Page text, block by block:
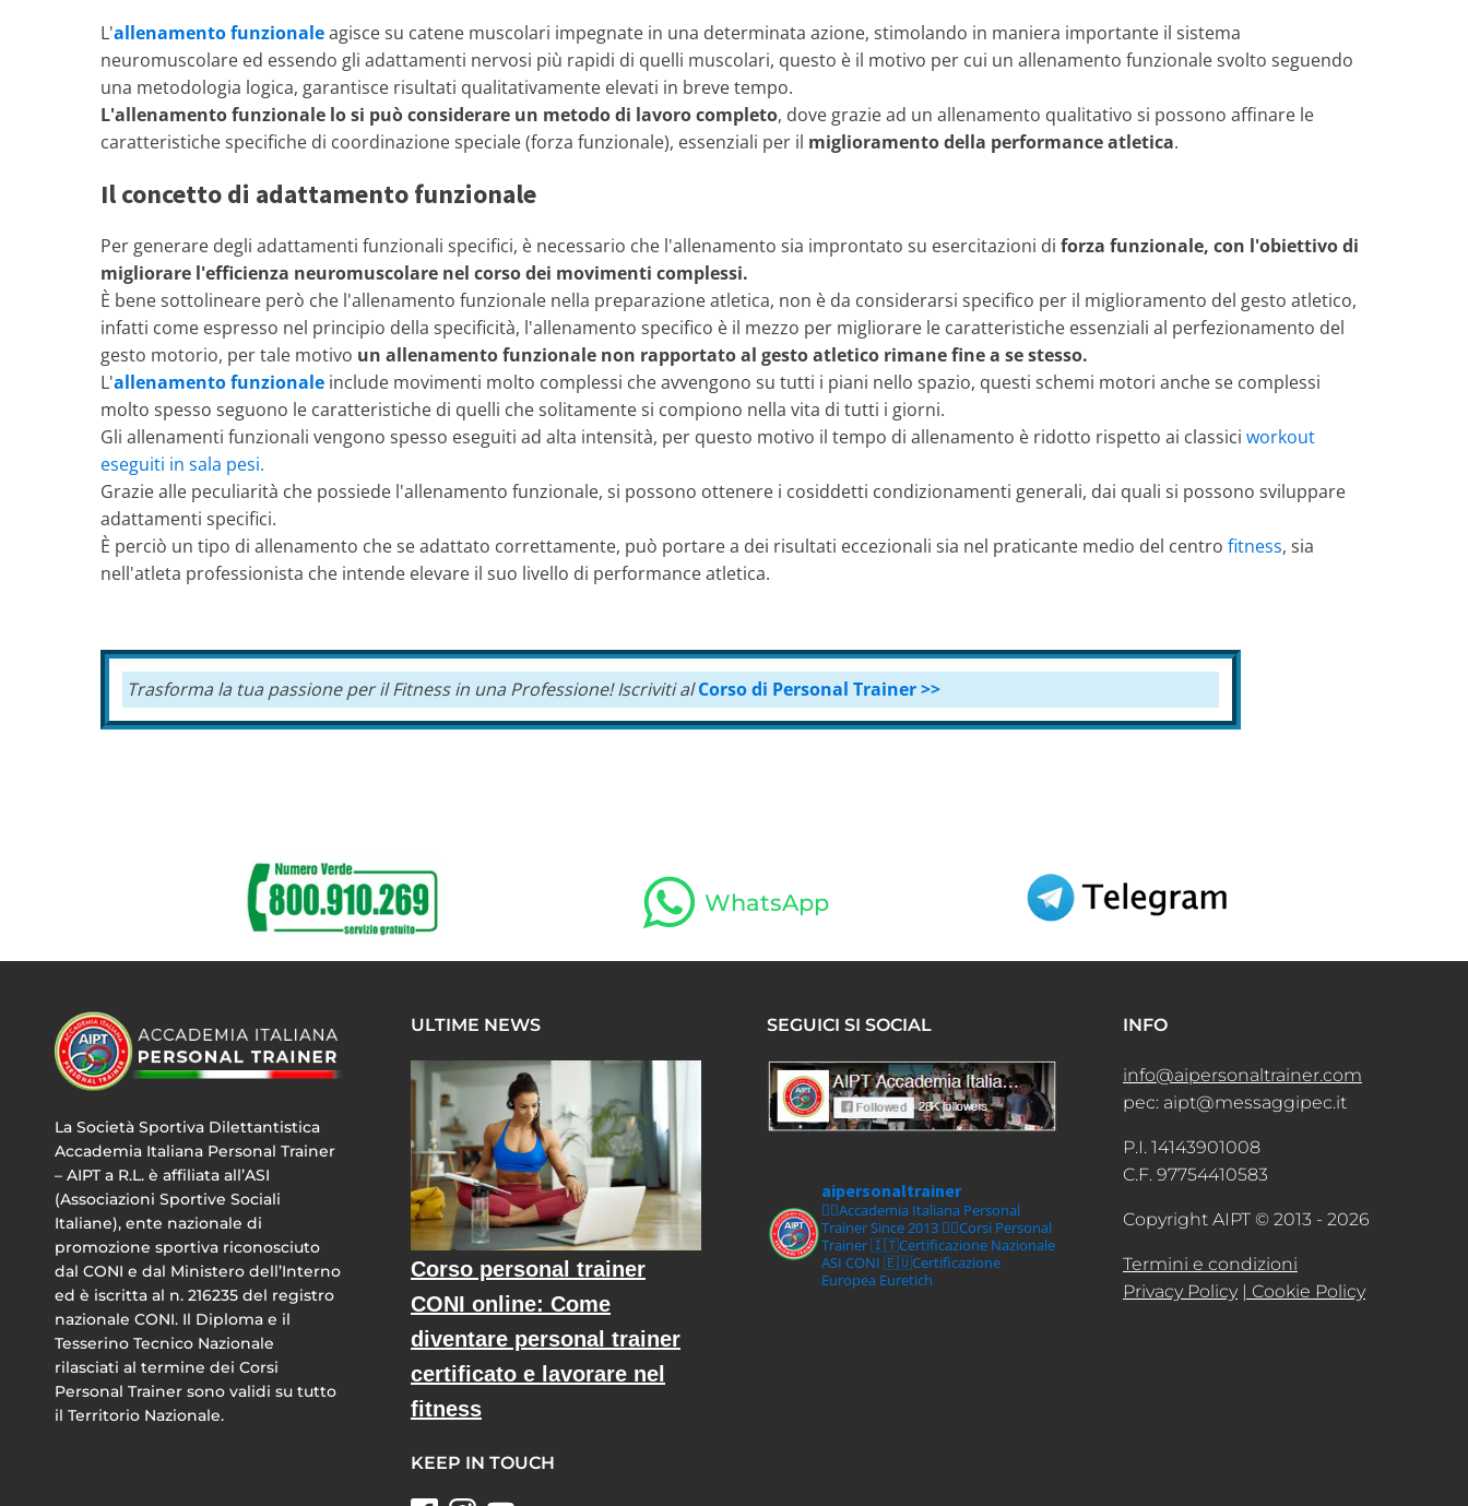
L'allenamento funzionaleagisce su catene muscolari impegnate in una determinata azione, stimolando in maniera importante il sistema
neuromuscolare ed essendo gli adattamenti nervosi più rapidi di quelli muscolari, questo è il motivo per cui un allenamento funzionale svolto seguendo
una metodologia logica, garantisce risultati qualitativamente elevati in breve tempo.
L'allenamento funzionale lo si può considerare un metodo di lavoro completo, dove grazie ad un allenamento qualitativo si possono affinare le
caratteristiche specifiche di coordinazione speciale (forza funzionale), essenziali per il miglioramento della performance atletica.
Il concetto di adattamento funzionale
Per generare degli adattamenti funzionali specifici, è necessario che l'allenamento sia improntato su esercitazioni di forza funzionale, con l'obiettivo di
migliorare l'efficienza neuromuscolare nel corso dei movimenti complessi.
È bene sottolineare però che l'allenamento funzionale nella preparazione atletica, non è da considerarsi specifico per il miglioramento del gesto atletico,
infatti come espresso nel principio della specificità, l'allenamento specifico è il mezzo per migliorare le caratteristiche essenziali al perfezionamento del
gesto motorio, per tale motivo un allenamento funzionale non rapportato al gesto atletico rimane fine a se stesso.
L'allenamento funzionale include movimenti molto complessi che avvengono su tutti i piani nello spazio, questi schemi motori anche se complessi
molto spesso seguono le caratteristiche di quelli che solitamente si compiono nella vita di tutti i giorni.
Gli allenamenti funzionali vengono spesso eseguiti ad alta intensità, per questo motivo il tempo di allenamento è ridotto rispetto ai classici workout
eseguiti in sala pesi.
Grazie alle peculiarità che possiede l'allenamento funzionale, si possono ottenere i cosiddetti condizionamenti generali, dai quali si possono sviluppare
adattamenti specifici.
È perciò un tipo di allenamento che se adattato correttamente, può portare a dei risultati eccezionali sia nel praticante medio del centro fitness, sia
nell'atleta professionista che intende elevare il suo livello di performance atletica.
Trasforma la tua passione per il Fitness in una Professione! Iscriviti al Corso di Personal Trainer >>
WhatsApp
La Società Sportiva Dilettantistica
Accademia Italiana Personal Trainer
– AIPT a R.L. è affiliata all’ASI
(Associazioni Sportive Sociali
Italiane), ente nazionale di
promozione sportiva riconosciuto
dal CONI e dal Ministero dell’Interno
ed è iscritta al n. 216235 del registro
nazionale CONI. Il Diploma e il
Tesserino Tecnico Nazionale
rilasciati al termine dei Corsi
Personal Trainer sono validi su tutto
il Territorio Nazionale.
ULTIME NEWS
Corso personal trainer
CONI online: Come
diventare personal trainer
certificato e lavorare nel
fitness
KEEP IN TOUCH
SEGUICI SI SOCIAL
aipersonaltrainer
🏋‍♀️Accademia Italiana Personal
Trainer Since 2013 🏋‍♂️Corsi Personal
Trainer🇮🇹Certificazione Nazionale
ASI CONI 🇪🇺Certificazione
Europea Euretich
INFO
info@aipersonaltrainer.com
pec: aipt@messaggipec.it
P.I. 14143901008
C.F. 97754410583
Copyright AIPT © 2013 - 2026
Termini e condizioni
Privacy Policy
| Cookie Policy